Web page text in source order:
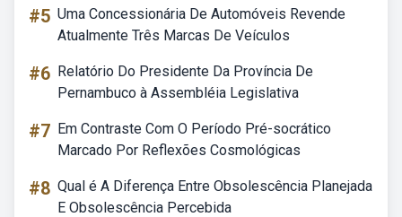
#5 Uma Concessionária De Automóveis Revende
Atualmente Três Marcas De Veículos
#6 Relatório Do Presidente Da Província De
Pernambuco à Assembléia Legislativa
#7 Em Contraste Com O Período Pré-socrático
Marcado Por Reflexões Cosmológicas
#8 Qual é A Diferença Entre Obsolescência Planejada
E Obsolescência Percebida